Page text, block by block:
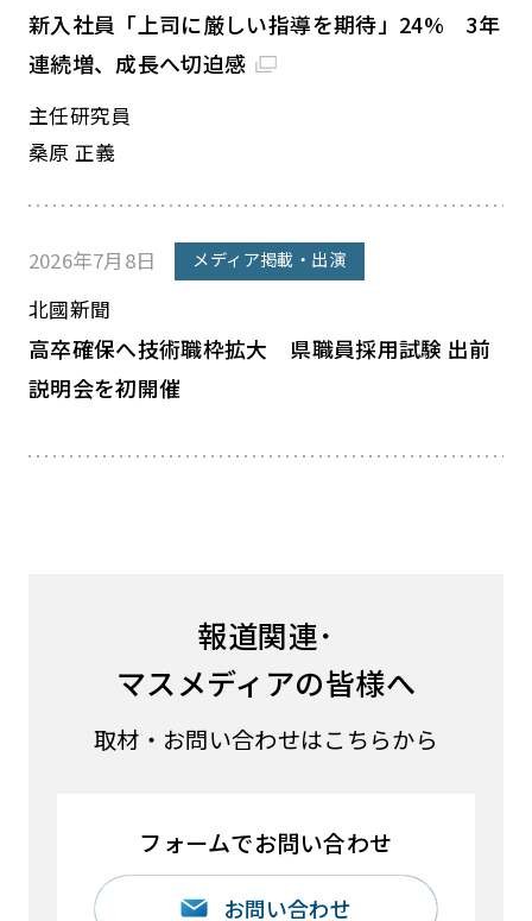
新入社員「上司に厳しい指導を期待」24% 3年
連続増、成長へ切迫感
主任研究員
桑原 正義
2026年7月8日 メディア掲載・出演
北國新聞
高卒確保へ技術職枠拡大 県職員採用試験 出前
説明会を初開催
報道関連･
マスメディアの皆様へ
取材・お問い合わせはこちらから
フォームでお問い合わせ
お問い合わせ